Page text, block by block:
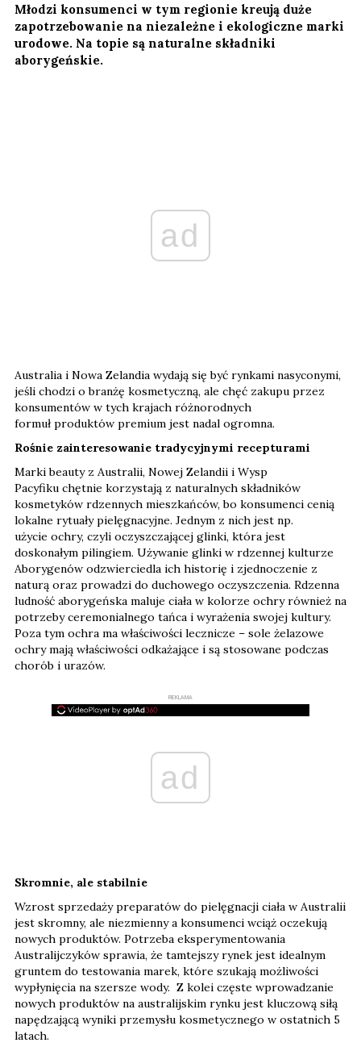
Młodzi konsumenci w tym regionie kreują duże
zapotrzebowanie na niezależne i ekologiczne marki
urodowe. Na topie są naturalne składniki
aborygeńskie.
ad
Australia i Nowa Zelandia wydają się być rynkami nasyconymi,
jeśli chodzi o branżę kosmetyczną, ale chęć zakupu przez
konsumentów w tych krajach różnorodnych
formuł produktów premium jest nadal ogromna.
Rośnie zainteresowanie tradycyjnymi recepturami
Marki beauty z Australii, Nowej Zelandii i Wysp
Pacyfiku chętnie korzystają z naturalnych składników
kosmetyków rdzennych mieszkańców, bo konsumenci cenią
lokalne rytuały pielęgnacyjne. Jednym z nich jest np.
użycie ochry, czyli oczyszczającej glinki, która jest
doskonałym pilingiem. Używanie glinki w rdzennej kulturze
Aborygenów odzwierciedla ich historię i zjednoczenie z
naturą oraz prowadzi do duchowego oczyszczenia. Rdzenna
ludność aborygeńska maluje ciała w kolorze ochry również na
potrzeby ceremonialnego tańca i wyrażenia swojej kultury.
Poza tym ochra ma właściwości lecznicze – sole żelazowe
ochry mają właściwości odkażające i są stosowane podczas
chorób i urazów.
REKLAMA
ad
Skromnie, ale stabilnie
Wzrost sprzedaży preparatów do pielęgnacji ciała w Australii
jest skromny, ale niezmienny a konsumenci wciąż oczekują
nowych produktów. Potrzeba eksperymentowania
Australijczyków sprawia, że tamtejszy rynek jest idealnym
gruntem do testowania marek, które szukają możliwości
wypłynięcia na szersze wody. Z kolei częste wprowadzanie
nowych produktów na australijskim rynku jest kluczową siłą
napędzającą wyniki przemysłu kosmetycznego w ostatnich 5
latach.